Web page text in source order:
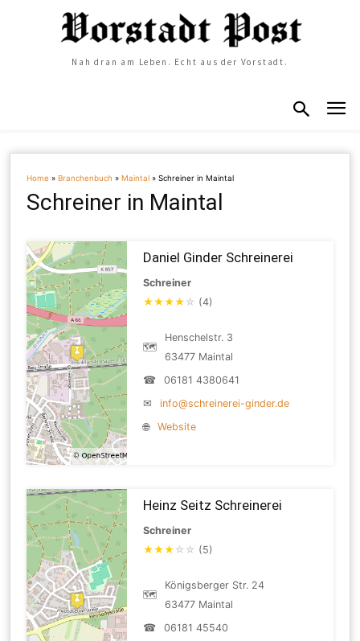
Nah dran am Leben. Echt aus der Vorstadt.
Home »Branchenbuch »Maintal »Schreiner in Maintal
Schreiner in Maintal
Daniel Ginder Schreinerei
Schreiner
★★★★ ☆ (4)
🗺
Henschelstr. 3
63477 Maintal
☎
06181 4380641
✉
info@schreinerei-ginder.de
🌐
Website
Heinz Seitz Schreinerei
Schreiner
★★★ ☆ ☆ (5)
🗺
Königsberger Str. 24
63477 Maintal
☎
06181 45540